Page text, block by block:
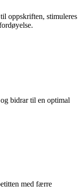
oppskriften, stimuleres
bidrar til en optimal
med færre